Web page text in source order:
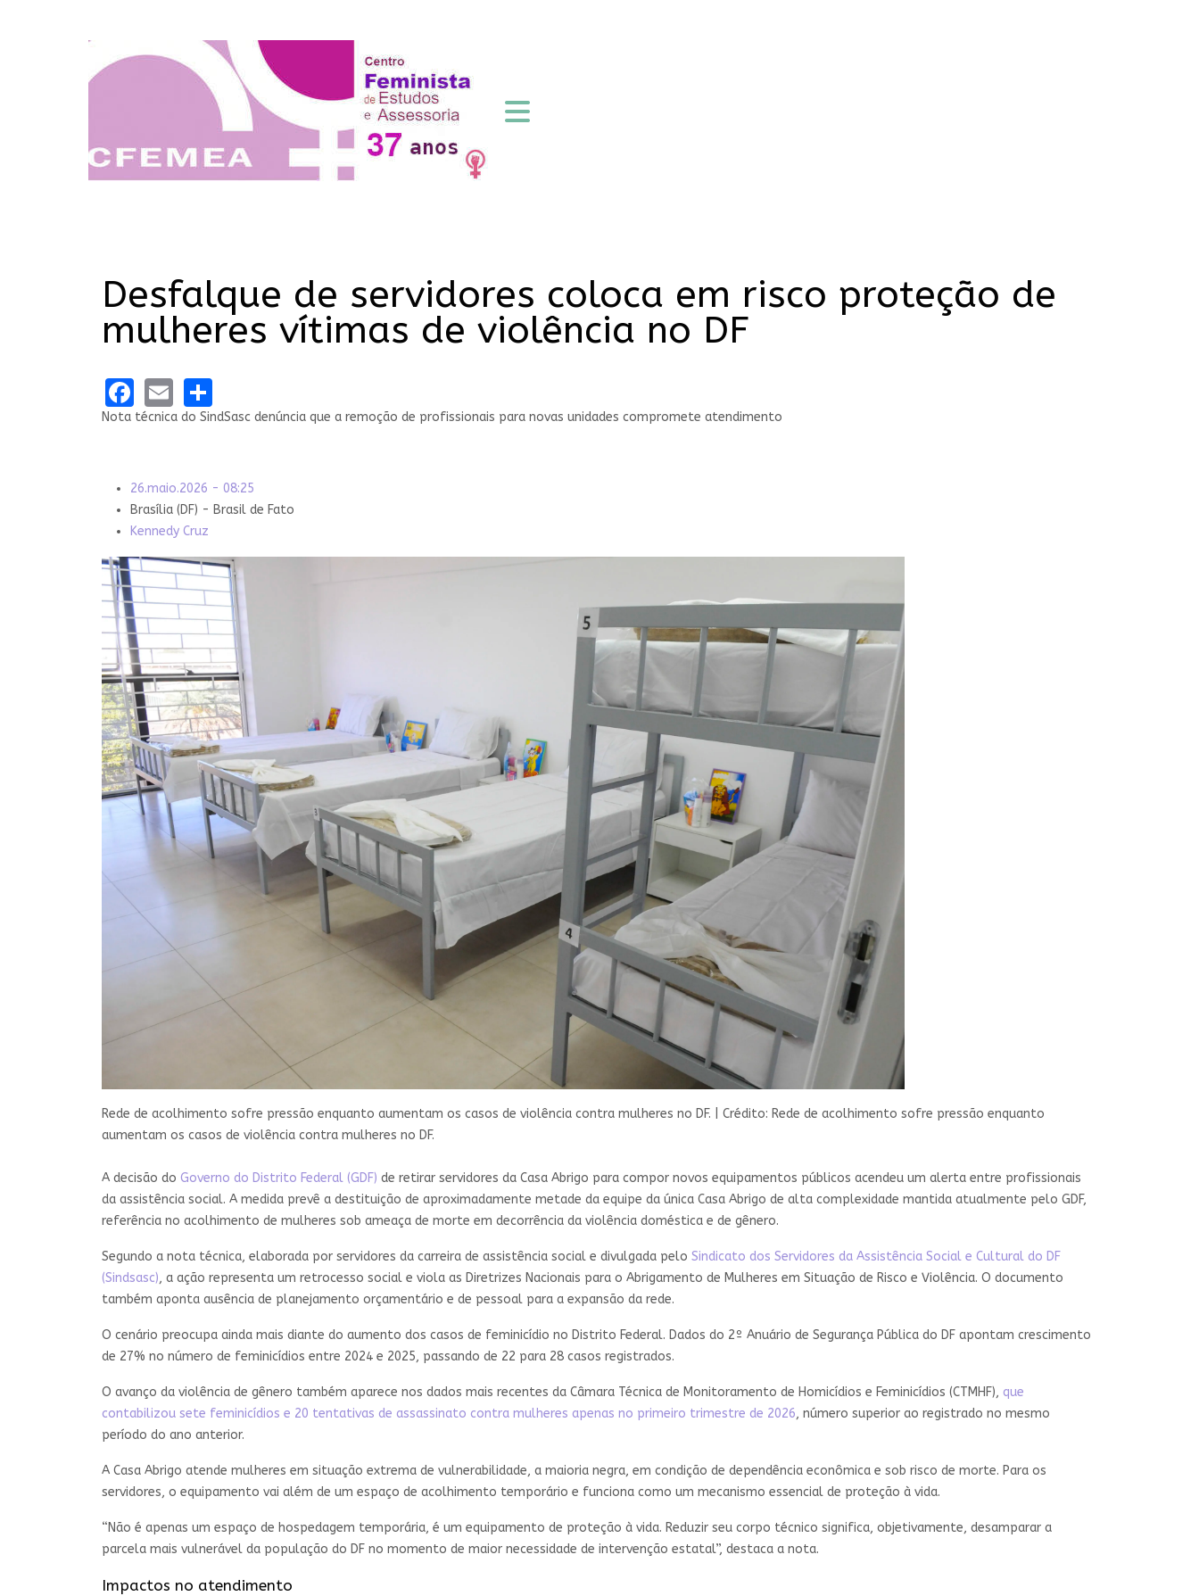
Desfalque de servidores coloca em risco proteção de
mulheres vítimas de violência no DF
Facebook
Email
Nota técnica do SindSasc denúncia que a remoção de profissionais para novas unidades compromete atendimento
26.maio.2026 - 08:25
Brasília (DF) - Brasil de Fato
Kennedy Cruz
Rede de acolhimento sofre pressão enquanto aumentam os casos de violência contra mulheres no DF.
Crédito: Rede de acolhimento sofre pressão enquanto
aumentam os casos de violência contra mulheres no DF.
A decisão do Governo do Distrito Federal (GDF) de retirar servidores da Casa Abrigo para compor novos equipamentos públicos acendeu um alerta entre profissionais
da assistência social. A medida prevê a destituição de aproximadamente metade da equipe da única Casa Abrigo de alta complexidade mantida atualmente pelo GDF,
referência no acolhimento de mulheres sob ameaça de morte em decorrência da violência doméstica e de gênero.
Segundo a nota técnica, elaborada por servidores da carreira de assistência social e divulgada pelo Sindicato dos Servidores da Assistência Social e Cultural do DF
(Sindsasc), a ação representa um retrocesso social e viola as Diretrizes Nacionais para o Abrigamento de Mulheres em Situação de Risco e Violência. O documento
também aponta ausência de planejamento orçamentário e de pessoal para a expansão da rede.
O cenário preocupa ainda mais diante do aumento dos casos de feminicídio no Distrito Federal. Dados do 2º Anuário de Segurança Pública do DF apontam crescimento
de 27% no número de feminicídios entre 2024 e 2025, passando de 22 para 28 casos registrados.
O avanço da violência de gênero também aparece nos dados mais recentes da Câmara Técnica de Monitoramento de Homicídios e Feminicídios (CTMHF), que
contabilizou sete feminicídios e 20 tentativas de assassinato contra mulheres apenas no primeiro trimestre de 2026, número superior ao registrado no mesmo
período do ano anterior.
A Casa Abrigo atende mulheres em situação extrema de vulnerabilidade, a maioria negra, em condição de dependência econômica e sob risco de morte. Para os
servidores, o equipamento vai além de um espaço de acolhimento temporário e funciona como um mecanismo essencial de proteção à vida.
“Não é apenas um espaço de hospedagem temporária, é um equipamento de proteção à vida. Reduzir seu corpo técnico significa, objetivamente, desamparar a
parcela mais vulnerável da população do DF no momento de maior necessidade de intervenção estatal”, destaca a nota.
Impactos no atendimento